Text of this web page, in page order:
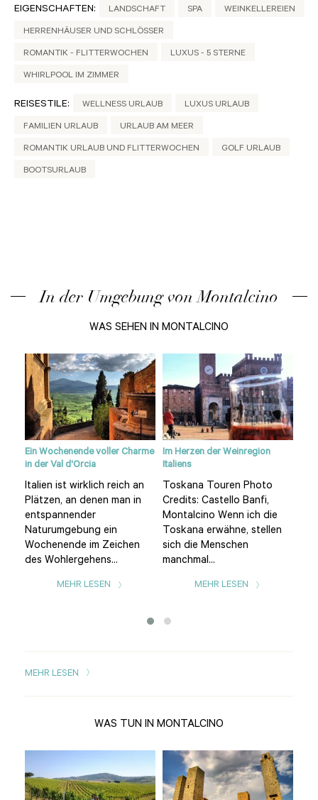
EIGENSCHAFTEN: LANDSCHAFT SPA WEINKELLEREIEN
HERRENHÄUSER UND SCHLÖSSER
ROMANTIK - FLITTERWOCHEN LUXUS - 5 STERNE
WHIRLPOOL IM ZIMMER
REISESTILE: WELLNESS URLAUB LUXUS URLAUB
FAMILIEN URLAUB URLAUB AM MEER
ROMANTIK URLAUB UND FLITTERWOCHEN GOLF URLAUB
BOOTSURLAUB
In der Umgebung von Montalcino
WAS SEHEN IN MONTALCINO
Ein Wochenende voller Charme
in der Val d'Orcia
Italien ist wirklich reich an
Plätzen, an denen man in
entspannender
Naturumgebung ein
Wochenende im Zeichen
des Wohlergehens...
MEHR LESEN
Im Herzen der Weinregion
Italiens
Toskana Touren Photo
Credits: Castello Banfi,
Montalcino Wenn ich die
Toskana erwähne, stellen
sich die Menschen
manchmal...
MEHR LESEN
MEHR LESEN
WAS TUN IN MONTALCINO